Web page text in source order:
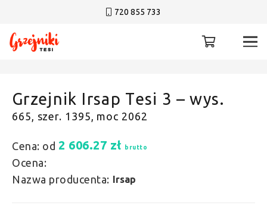
720 855 733
Grzejnik Irsap Tesi 3 – wys.
665, szer. 1395, moc 2062
Cena: od 2 606.27 zł brutto
Ocena:
Nazwa producenta: Irsap